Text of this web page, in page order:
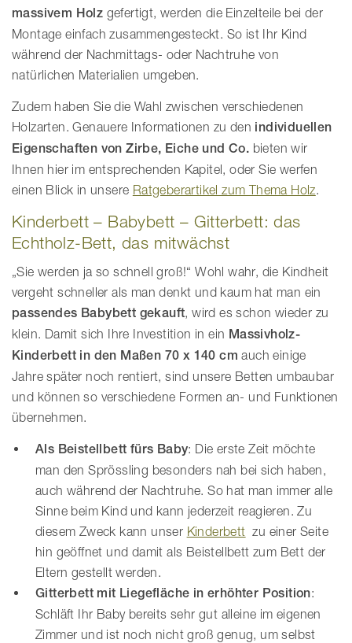
massivem Holz gefertigt, werden die Einzelteile bei der
Montage einfach zusammengesteckt. So ist Ihr Kind
während der Nachmittags- oder Nachtruhe von
natürlichen Materialien umgeben.
Zudem haben Sie die Wahl zwischen verschiedenen
Holzarten. Genauere Informationen zu den individuellen
Eigenschaften von Zirbe, Eiche und Co. bieten wir
Ihnen hier im entsprechenden Kapitel, oder Sie werfen
einen Blick in unsere Ratgeberartikel zum Thema Holz.
Kinderbett – Babybett – Gitterbett: das
Echtholz-Bett, das mitwächst
„Sie werden ja so schnell groß!“ Wohl wahr, die Kindheit
vergeht schneller als man denkt und kaum hat man ein
passendes Babybett gekauft, wird es schon wieder zu
klein. Damit sich Ihre Investition in ein Massivholz-
Kinderbett in den Maßen 70 x 140 cm auch einige
Jahre später noch rentiert, sind unsere Betten umbaubar
und können so verschiedene Formen an- und Funktionen
übernehmen.
Als Beistellbett fürs Baby: Die erste Zeit möchte
man den Sprössling besonders nah bei sich haben,
auch während der Nachtruhe. So hat man immer alle
Sinne beim Kind und kann jederzeit reagieren. Zu
diesem Zweck kann unser Kinderbett zu einer Seite
hin geöffnet und damit als Beistellbett zum Bett der
Eltern gestellt werden.
Gitterbett mit Liegefläche in erhöhter Position:
Schläft Ihr Baby bereits sehr gut alleine im eigenen
Zimmer und ist noch nicht groß genug, um selbst